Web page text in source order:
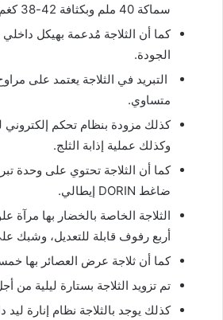
سماكة 40 ملم وبكثافة 42-38 كغم/م3.
كما أن الثلاجة مُدعمة بهيكل
الجودة.
التبريد في الثلاجة يعتمد على
متساوي.
كذلك مزودة بنظام تحكم
وكذلك عملية إذابة الثلج.
كما أن الثلاجة تحتوي على وحدة
ضاغط DORIN إيطالي.
الثلاجة الخاصة بالخضار بها مرآة
أربع رفوف قابلة للتعديل، وشبك
كما أن ثلاجة عرض العصائر بها
تم تزويد الثلاجة بستارة ليلية من
كذلك يوجد بالثلاجة نظام إنارة ليد